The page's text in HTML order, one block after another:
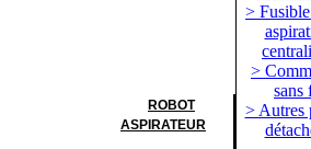
ROBOT
ASPIRATEUR
>
>
sans
> Autres